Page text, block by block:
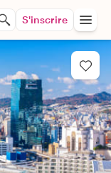
S'inscrire